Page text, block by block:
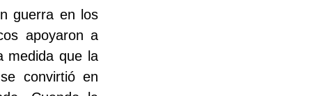
guerra en los
apoyaron a
medida que la
convirtió en